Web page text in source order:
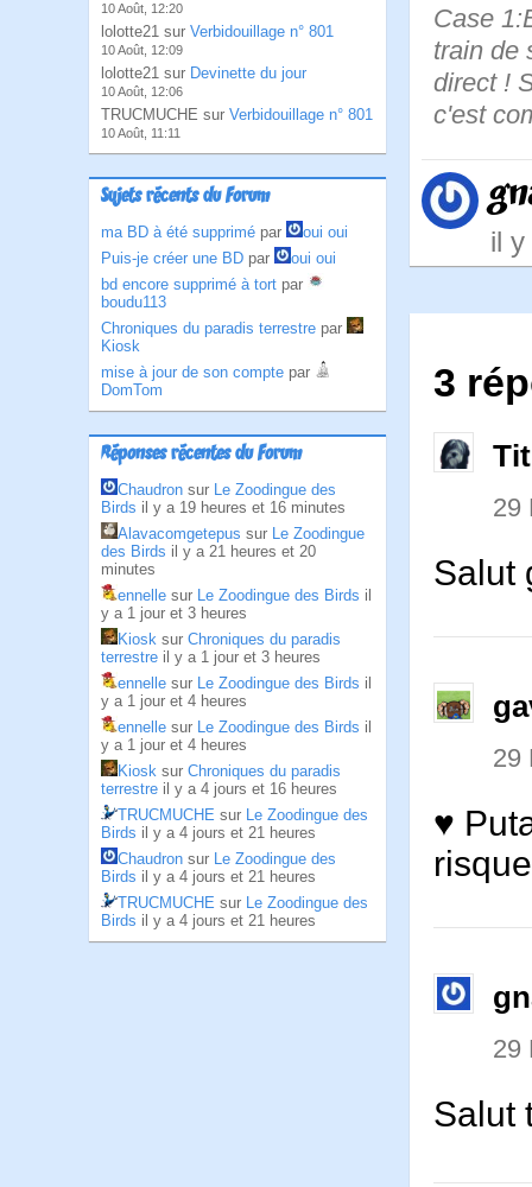
10 Août, 12:20
lolotte21 sur Verbidouillage n° 801
10 Août, 12:09
lolotte21 sur Devinette du jour
10 Août, 12:06
TRUCMUCHE sur Verbidouillage n° 801
10 Août, 11:11
Sujets récents du Forum
ma BD à été supprimé par
oui oui
Puis-je créer une BD par
oui oui
bd encore supprimé à tort par
boudu113
Chroniques du paradis terrestre par
Kiosk
mise à jour de son compte par
DomTom
Réponses récentes du Forum
Chaudron sur Le Zoodingue des
Birds il y a 19 heures et 16 minutes
Alavacomgetepus sur Le Zoodingue
des Birds il y a 21 heures et 20
minutes
ennelle sur Le Zoodingue des Birds il
y a 1 jour et 3 heures
Kiosk sur Chroniques du paradis
terrestre il y a 1 jour et 3 heures
ennelle sur Le Zoodingue des Birds il
y a 1 jour et 4 heures
ennelle sur Le Zoodingue des Birds il
y a 1 jour et 4 heures
Kiosk sur Chroniques du paradis
terrestre il y a 4 jours et 16 heures
TRUCMUCHE sur Le Zoodingue des
Birds il y a 4 jours et 21 heures
Chaudron sur Le Zoodingue des
Birds il y a 4 jours et 21 heures
TRUCMUCHE sur Le Zoodingue des
Birds il y a 4 jours et 21 heures
Case
train de
direct !
c'est
il y
3
29
Salut
29
♥
29
Salut